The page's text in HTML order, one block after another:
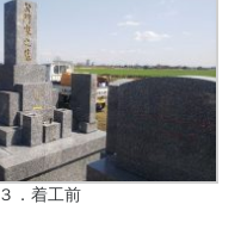
３．着工前